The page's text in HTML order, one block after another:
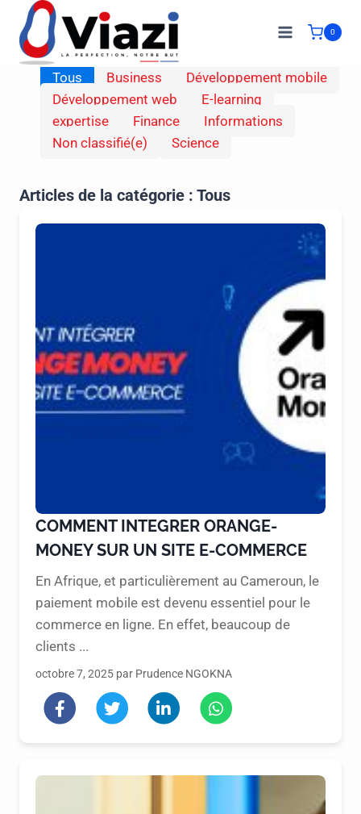
0
Tous Business
Développement mobile
Développement web
E-learning
expertise
Finance
Informations
Non classifié(e)
Science
Articles de la catégorie : Tous
COMMENT INTEGRER ORANGE-
MONEY SUR UN SITE E-COMMERCE
En Afrique, et particulièrement au Cameroun, le
paiement mobile est devenu essentiel pour le
commerce en ligne. En effet, beaucoup de
clients ...
octobre 7, 2025 par Prudence NGOKNA